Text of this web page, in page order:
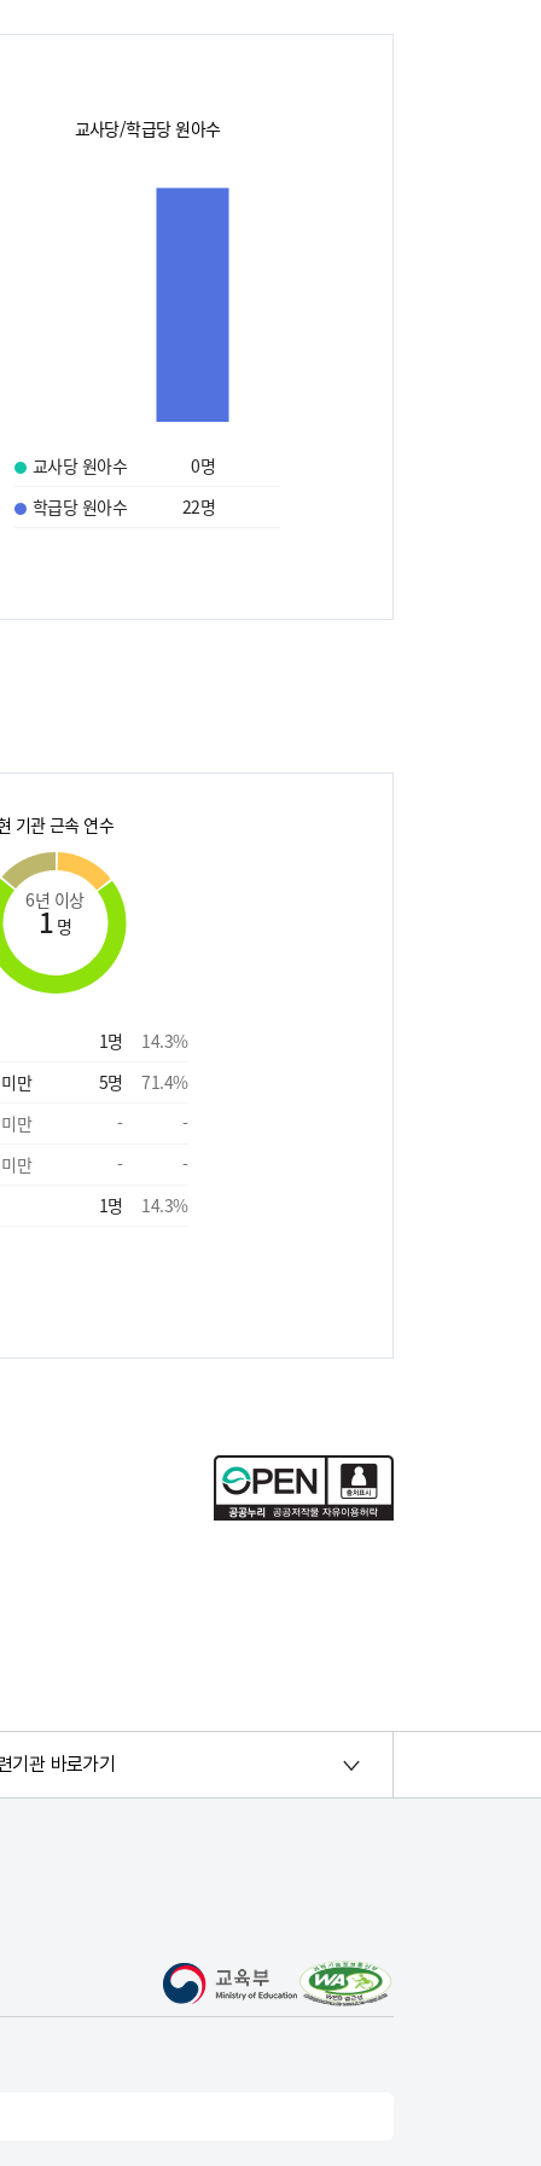
교사당/학급당 원아수
교사당 원아수 0명
학급당 원아수
22명
기관 근속 연수
6년 이상
1 명
1명 14.3%
만
5명 71.4%
만
-
-
만
-
-
1명 14.3%
기관 바로가기